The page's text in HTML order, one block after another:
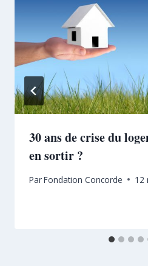
30 ans de crise du
en sortir ?
ParFondation Concorde 12